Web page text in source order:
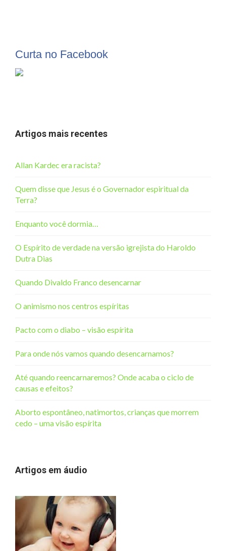
Curta no Facebook
Artigos mais recentes
Allan Kardec era racista?
Quem disse que Jesus é o Governador espiritual da
Terra?
Enquanto você dormia…
O Espírito de verdade na versão igrejista do Haroldo
Dutra Dias
Quando Divaldo Franco desencarnar
O animismo nos centros espíritas
Pacto com o diabo – visão espírita
Para onde nós vamos quando desencarnamos?
Até quando reencarnaremos? Onde acaba o ciclo de
causas e efeitos?
Aborto espontâneo, natimortos, crianças que morrem
cedo – uma visão espírita
Artigos em áudio